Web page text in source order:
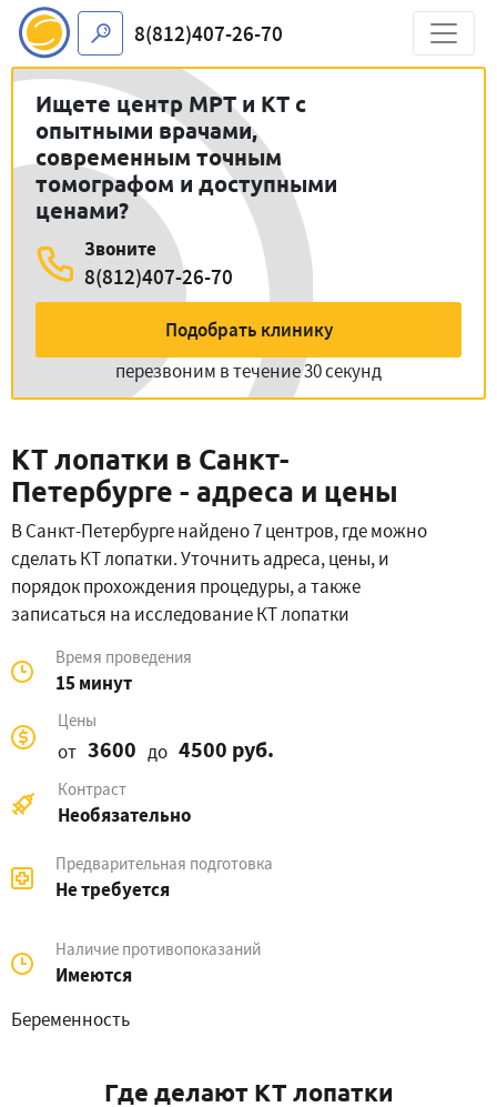
8(812)407-26-70
Ищете центр МРТ и КТ с
опытными врачами,
современным точным
томографом и доступными
ценами?
Звоните
8(812)407-26-70
Подобрать клинику
перезвоним в течение 30 секунд
КТ лопатки в Санкт-
Петербурге - адреса и цены
В Санкт-Петербурге найдено 7 центров, где можно
сделать КТ лопатки. Уточнить адреса, цены, и
порядок прохождения процедуры, а также
записаться на исследование КТ лопатки
Время проведения
15 минут
Цены
от 3600 до 4500 руб.
Контраст
Необязательно
Предварительная подготовка
Не требуется
Наличие противопоказаний
Имеются
Беременность
Где делают КТ лопатки